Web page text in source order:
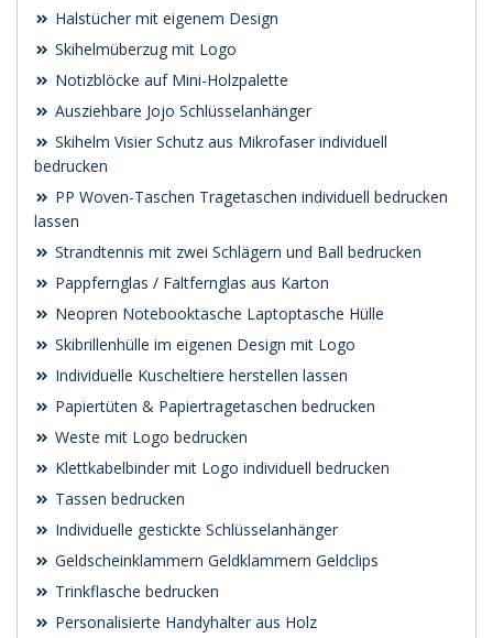
Halstücher mit eigenem Design
Skihelmüberzug mit Logo
Notizblöcke auf Mini-Holzpalette
Ausziehbare Jojo Schlüsselanhänger
Skihelm Visier Schutz aus Mikrofaser individuell
bedrucken
PP Woven-Taschen Tragetaschen individuell bedrucken
lassen
Strandtennis mit zwei Schlägern und Ball bedrucken
Pappfernglas / Faltfernglas aus Karton
Neopren Notebooktasche Laptoptasche Hülle
Skibrillenhülle im eigenen Design mit Logo
Individuelle Kuscheltiere herstellen lassen
Papiertüten & Papiertragetaschen bedrucken
Weste mit Logo bedrucken
Klettkabelbinder mit Logo individuell bedrucken
Tassen bedrucken
Individuelle gestickte Schlüsselanhänger
Geldscheinklammern Geldklammern Geldclips
Trinkflasche bedrucken
Personalisierte Handyhalter aus Holz